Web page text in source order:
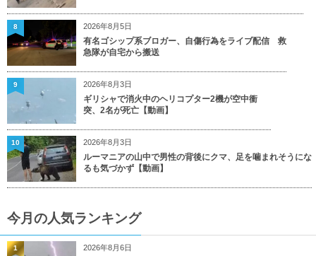
2026年8月5日
有名ゴシップ系ブロガー、自傷行為をライブ配信 救
急隊が自宅から搬送
8
2026年8月3日
ギリシャで消火中のヘリコプター2機が空中衝
突、2名が死亡【動画】
9
2026年8月3日
ルーマニアの山中で男性の背後にクマ、足を噛まれそうにな
るも気づかず【動画】
10
今月の人気ランキング
2026年8月6日
1